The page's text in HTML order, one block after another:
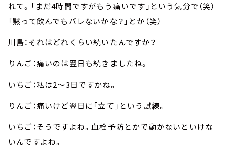
れて。「まだ4時間ですがもう痛いです」という気分で（笑）
「黙って飲んでもバレないかな？」とか（笑）
川島：それはどれくらい続いたんですか？
りんご：痛いのは翌日も続きましたね。
いちご：私は2～3日ですかね。
りんご：痛いけど翌日に「立て」という試練。
いちご：そうですよね。血栓予防とかで動かないといけな
いんですよね。